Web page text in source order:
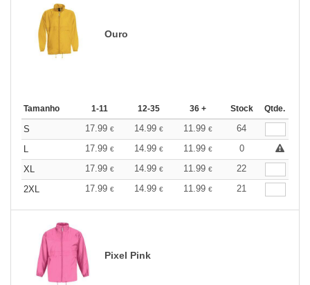
Ouro
Tamanho 1-11 12-35 36 + Stock Qtde.
S 17.99 € 14.99 € 11.99 €
64
L
17.99 € 14.99 € 11.99 €
0
XL
17.99 € 14.99 € 11.99 €
22
2XL
17.99 € 14.99 € 11.99 € 21
Pixel Pink